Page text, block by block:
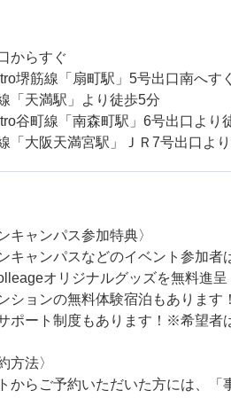
からすぐ
堺筋線「扇町駅」5号出口南へす
「天満駅」より徒歩5分
谷町線「南森町駅」6号出口より
「大阪天満宮駅」ＪＲ7号出口よ
キャンパス参加特典〉
キャンパスなどのイベント参加者
オリジナルグッズを無料進呈
ションの無料体験宿泊もありま
ポート制度もあります！※希望者
方法〉
からご予約いただいた方には、「